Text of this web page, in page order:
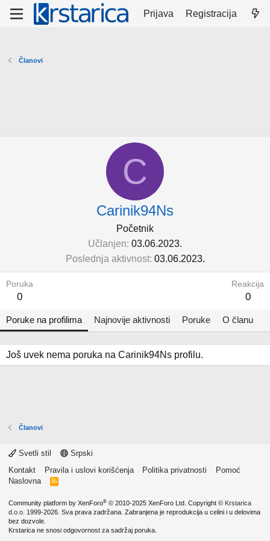
Prijava Registracija
Članovi
C
Carinik94Ns
Početnik
Učlanjen 03.06.2023.
Poslednja aktivnost 03.06.2023.
Poruka
0
Reakcija
0
Poruke na profilima Najnovije aktivnosti Poruke O članu
Još uvek nema poruka na Carinik94Ns profilu.
Članovi
Svetli stil
Srpski
Kontakt
Pravila i uslovi korišćenja Politika privatnosti
Pomoć
Naslovna
R
Community platform by XenForo® © 2010-2025 XenForo Ltd. Copyright © Krstarica
d.o.o. 1999-2026. Sva prava zadržana. Zabranjena je reprodukcija u celini i u delovima
bez dozvole.
Krstarica ne snosi odgovornost za sadržaj poruka.